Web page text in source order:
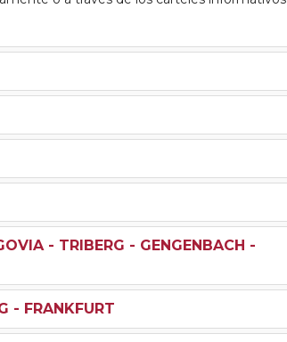
- TRIBERG - GENGENBACH -
- FRANKFURT